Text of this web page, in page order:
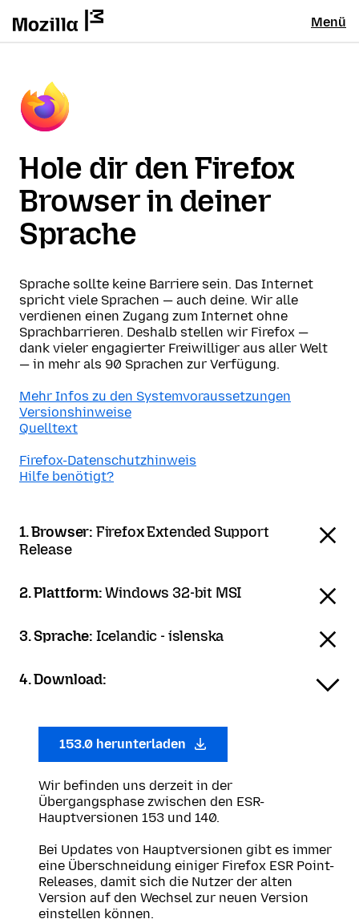
Menü
Hole dir den Firefox
Browser in deiner
Sprache
Sprache sollte keine Barriere sein. Das Internet
spricht viele Sprachen — auch deine. Wir alle
verdienen einen Zugang zum Internet ohne
Sprachbarrieren. Deshalb stellen wir Firefox —
dank vieler engagierter Freiwilliger aus aller Welt
— in mehr als 90 Sprachen zur Verfügung.
Mehr Infos zu den Systemvoraussetzungen
Versionshinweise
Quelltext
Firefox-Datenschutzhinweis
Hilfe benötigt?
1. Browser: Firefox Extended Support
Release
2. Plattform:Windows 32-bit MSI
3. Sprache: Icelandic - íslenska
4. Download:
153.0 herunterladen
Wir befinden uns derzeit in der
Übergangsphase zwischen den ESR-
Hauptversionen 153 und 140.
Bei Updates von Hauptversionen gibt es immer
eine Überschneidung einiger Firefox ESR Point-
Releases, damit sich die Nutzer der alten
Version auf den Wechsel zur neuen Version
einstellen können.